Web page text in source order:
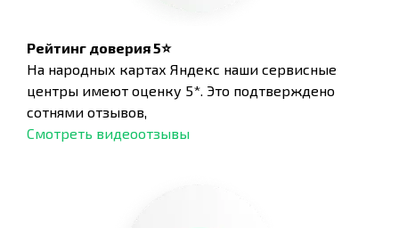
Рейтинг доверия 5⭐
На народных картах Яндекс наши сервисные
центры имеют оценку 5*. Это подтверждено
сотнями отзывов,
Смотреть видеоотзывы